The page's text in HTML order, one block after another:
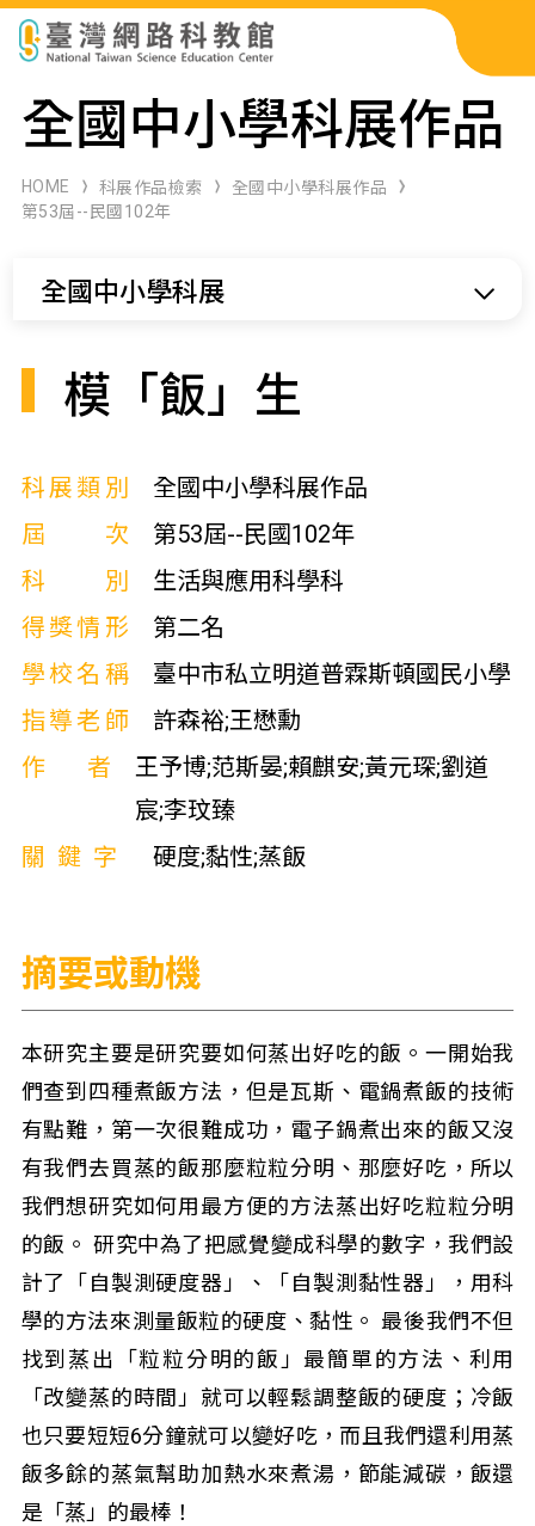
科展作品檢索
科學研習月刊
全國中小學科展作品
HOME 科展作品檢索
全國中小學科展作品
第53屆--民國102年
全國中小學科展
模「飯」生
科展類別
全國中小學科展作品
屆次
第53屆--民國102年
科別
生活與應用科學科
得獎情形
第二名
學校名稱
臺中市私立明道普霖斯頓國民小學
指導老師
許森裕;王懋勳
作者
王予博;范斯晏;賴麒安;黃元琛;劉道
宸;李玟臻
關鍵字
硬度;黏性;蒸飯
摘要或動機
本研究主要是研究要如何蒸出好吃的飯。一開始我
們查到四種煮飯方法，但是瓦斯、電鍋煮飯的技術
有點難，第一次很難成功，電子鍋煮出來的飯又沒
有我們去買蒸的飯那麼粒粒分明、那麼好吃，所以
我們想研究如何用最方便的方法蒸出好吃粒粒分明
的飯。 研究中為了把感覺變成科學的數字，我們設
計了「自製測硬度器」、「自製測黏性器」，用科
學的方法來測量飯粒的硬度、黏性。 最後我們不但
找到蒸出「粒粒分明的飯」最簡單的方法、利用
「改變蒸的時間」就可以輕鬆調整飯的硬度；冷飯
也只要短短6分鐘就可以變好吃，而且我們還利用蒸
飯多餘的蒸氣幫助加熱水來煮湯，節能減碳，飯還
是「蒸」的最棒！